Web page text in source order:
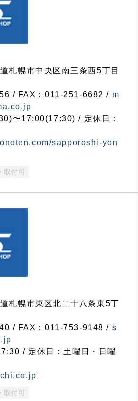
幌市中央区南三条西5丁目
/ FAX：011-251-6682 / m
〜17:00(17:30) / 定休日：
sapporoshi-yon
取付可
札幌市東区北二十八条東5丁
/ FAX：011-753-9148 / s
/ 定休日：土曜日・日曜
取付可